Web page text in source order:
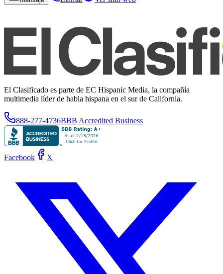
El Clasificado es parte de EC Hispanic Media, la compañía
multimedia líder de habla hispana en el sur de California.
888-277-4736BBB Accredited Business
Facebook X